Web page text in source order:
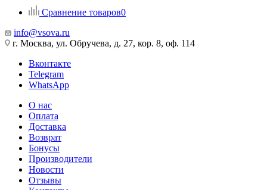
Сравнение товаров0
info@vsova.ru
г. Москва, ул. Обручева, д. 27, кор. 8, оф. 114
Вконтакте
Telegram
WhatsApp
О нас
Оплата
Доставка
Возврат
Бонусы
Производители
Новости
Отзывы